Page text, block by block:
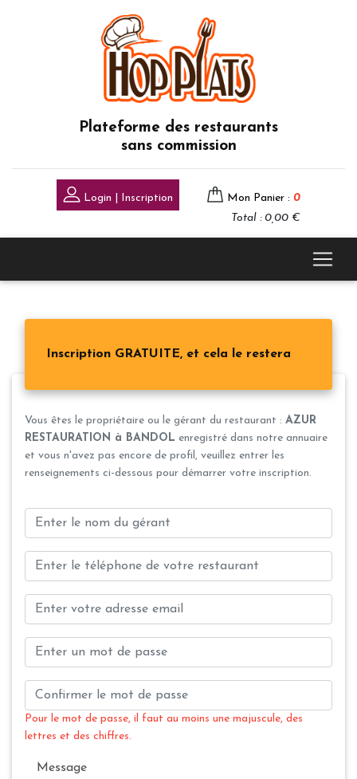
Plateforme des restaurants
sans commission
Login | Inscription Mon Panier : 0
Total : 0,00 €
Inscription GRATUITE, et cela le restera
Vous êtes le propriétaire ou le gérant du restaurant : AZUR
RESTAURATION à BANDOL enregistré dans notre annuaire
et vous n'avez pas encore de profil, veuillez entrer les
renseignements ci-dessous pour démarrer votre inscription.
Pour le mot de passe, il faut au moins une majuscule, des
lettres et des chiffres.
Message